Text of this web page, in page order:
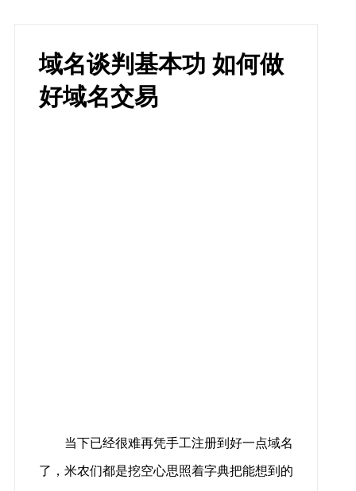
域名谈判基本功 如何做
好域名交易
当下已经很难再凭手工注册到好一点域名
了，米农们都是挖空心思照着字典把能想到的